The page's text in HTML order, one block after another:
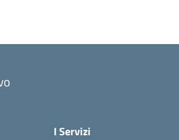
della scuola
I Servizi